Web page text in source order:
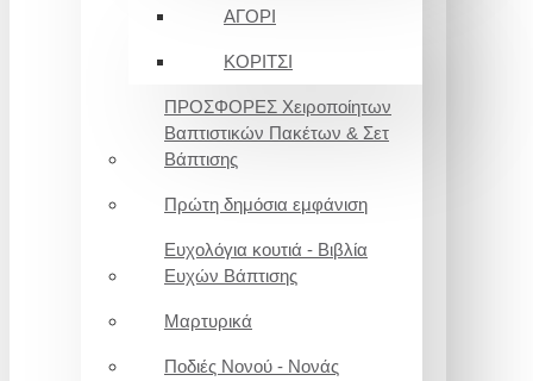
ΑΓΟΡΙ
ΚΟΡΙΤΣΙ
ΠΡΟΣΦΟΡΕΣ Χειροποίητων
Βαπτιστικών Πακέτων & Σετ
Βάπτισης
Πρώτη δημόσια εμφάνιση
Ευχολόγια κουτιά - Βιβλία
Ευχών Βάπτισης
Μαρτυρικά
Ποδιές Νονού - Νονάς